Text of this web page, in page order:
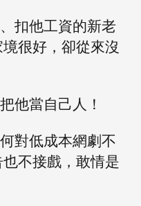
扣他工資的新老
很好，卻從來沒
他當自己人！
對低成本網劇不
不接戲，敢情是